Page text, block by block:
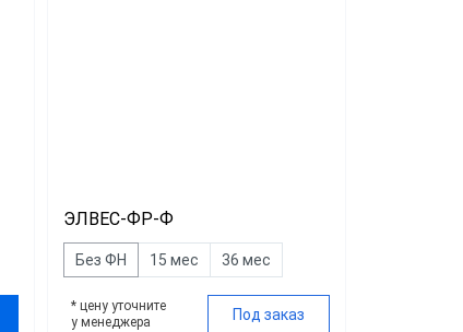
ЭЛВЕС-ФР-Ф
Без ФН 15 мес 36 мес
* цену уточните
у менеджера
Под заказ